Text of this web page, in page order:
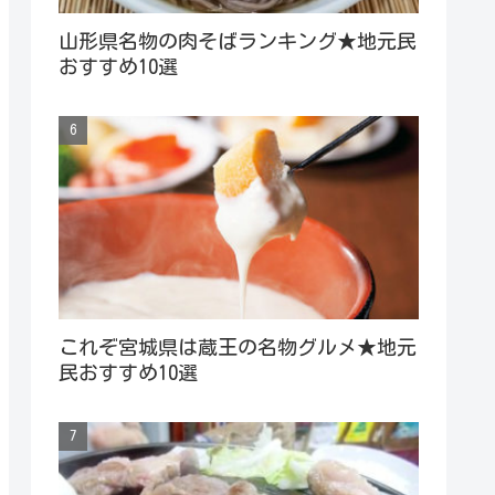
山形県名物の肉そばランキング★地元民
おすすめ10選
これぞ宮城県は蔵王の名物グルメ★地元
民おすすめ10選